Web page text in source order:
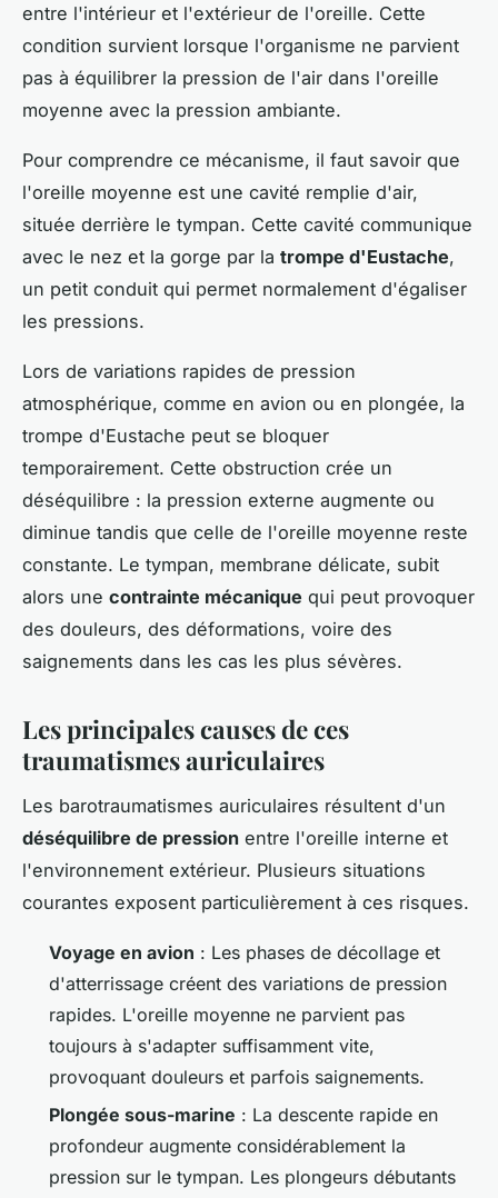
entre l'intérieur et l'extérieur de l'oreille. Cette
condition survient lorsque l'organisme ne parvient
pas à équilibrer la pression de l'air dans l'oreille
moyenne avec la pression ambiante.
Pour comprendre ce mécanisme, il faut savoir que
l'oreille moyenne est une cavité remplie d'air,
située derrière le tympan. Cette cavité communique
avec le nez et la gorge par la trompe d'Eustache,
un petit conduit qui permet normalement d'égaliser
les pressions.
Lors de variations rapides de pression
atmosphérique, comme en avion ou en plongée, la
trompe d'Eustache peut se bloquer
temporairement. Cette obstruction crée un
déséquilibre : la pression externe augmente ou
diminue tandis que celle de l'oreille moyenne reste
constante. Le tympan, membrane délicate, subit
alors une contrainte mécanique qui peut provoquer
des douleurs, des déformations, voire des
saignements dans les cas les plus sévères.
Les principales causes de ces
traumatismes auriculaires
Les barotraumatismes auriculaires résultent d'un
déséquilibre de pression entre l'oreille interne et
l'environnement extérieur. Plusieurs situations
courantes exposent particulièrement à ces risques.
Voyage en avion : Les phases de décollage et
d'atterrissage créent des variations de pression
rapides. L'oreille moyenne ne parvient pas
toujours à s'adapter suffisamment vite,
provoquant douleurs et parfois saignements.
Plongée sous-marine : La descente rapide en
profondeur augmente considérablement la
pression sur le tympan. Les plongeurs débutants